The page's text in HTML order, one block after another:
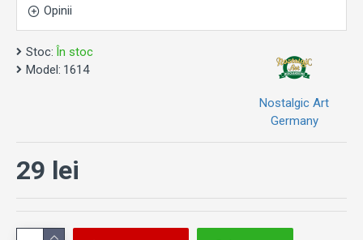
Opinii
Stoc: În stoc
Model: 1614
Nostalgic Art
Germany
29 lei